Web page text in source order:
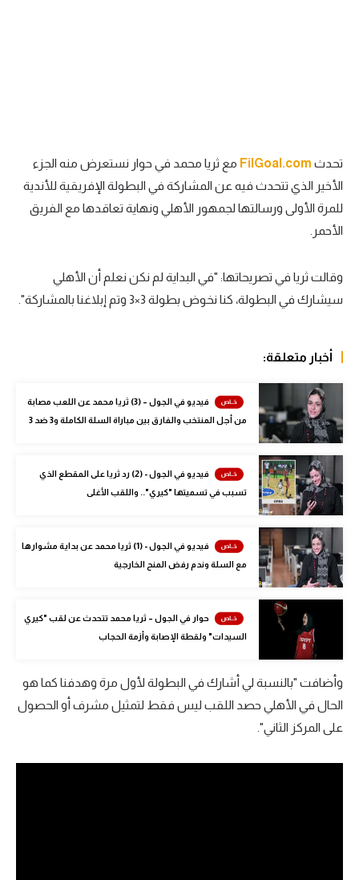
الدوري الإنجليزي
الدوري الإسباني
القسم الثاني
كرة سلة
كرة يد
كرة طائرة
الوطن العربي
في المونديال
رياضة نسائية
آسيا
أمريكا
أقسام خاصة
تحدث FilGoal.com مع ثريا محمد في حوار نستعرض منه الجزء
الأخير الذي تتحدث فيه عن المشاركة في البطولة الإفريقية للأندية
للمرة الأولى ورسالتها لجمهور الأهلي ونهاية تعاقدها مع الفريق
الأحمر.
وقالت ثريا في تصريحاتها: "في البداية لم نكن نعلم أن الأهلي
سيشارك في البطولة، كنا نخوض بطولة 3×3 وتم إبلاغنا بالمشاركة".
أخبار متعلقة:
فيديو في الجول – (3) ثريا محمد عن اللعب مصابة
من أجل المنتخب والفارق بين مباراة السلة الكاملة و3 ضد 3
فيديو في الجول - (2) رد ثريا على المقطع الذي
تسبب في تسميتها "كيري".. واللقب الأغلى
فيديو في الجول - (1) ثريا محمد عن بداية مشوارها
مع السلة وندم رفض المنح الخارجية
حوار في الجول – ثريا محمد تتحدث عن لقب "كيري
السيدات" ولقطة الإصابة وأزمة الحجاب
وأضافت "بالنسبة لي أشارك في البطولة لأول مرة وهدفنا كما هو
الحال في الأهلي حصد اللقب ليس فقط لتمثيل مشرف أو الحصول
على المركز الثاني".